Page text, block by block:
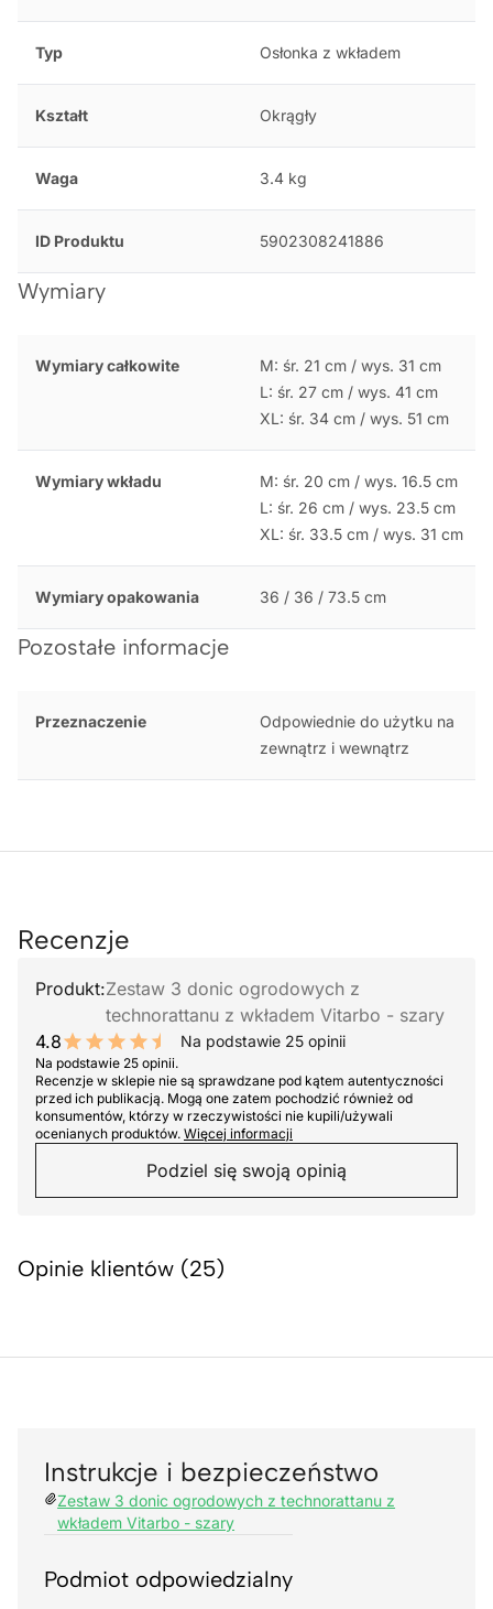
Typ Osłonka z wkładem
Kształt Okrągły
Waga 3.4 kg
ID Produktu 5902308241886
Wymiary
Wymiary całkowite
M: śr. 21 cm / wys. 31 cm
L: śr. 27 cm / wys. 41 cm
XL: śr. 34 cm / wys. 51 cm
Wymiary wkładu
M: śr. 20 cm / wys. 16.5 cm
L: śr. 26 cm / wys. 23.5 cm
XL: śr. 33.5 cm / wys. 31 cm
Wymiary opakowania 36 / 36 / 73.5 cm
Pozostałe informacje
Przeznaczenie
Odpowiednie do użytku na
zewnątrz i wewnątrz
Recenzje
Produkt:Zestaw 3 donic ogrodowych z
technorattanu z wkładem Vitarbo - szary
4.8
9.6 out of 10 stars
Na podstawie 25 opinii
Na podstawie 25 opinii.
Recenzje w sklepie nie są sprawdzane pod kątem autentyczności
przed ich publikacją. Mogą one zatem pochodzić również od
konsumentów, którzy w rzeczywistości nie kupili/używali
ocenianych produktów. Więcej informacji
Podziel się swoją opinią
Opinie klientów (25)
Instrukcje i bezpieczeństwo
Zestaw 3 donic ogrodowych z technorattanu z
wkładem Vitarbo - szary
Podmiot odpowiedzialny